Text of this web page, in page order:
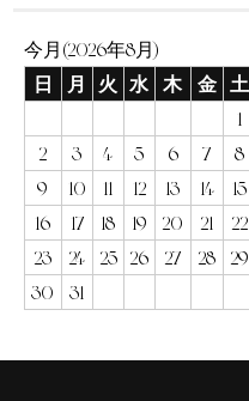
今月(2026年8月)
日
月 火 水 木 金
土
1
2
3 4 5 6 7
8
9
10 11 12 13 14
15
16
17 18 19 20 21
22
23
24 25 26 27 28
29
30
31